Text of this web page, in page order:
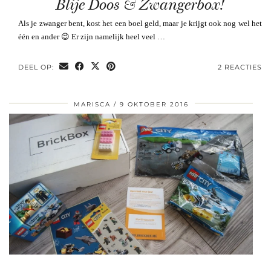
Blije Doos & Zwangerbox!
Als je zwanger bent, kost het een boel geld, maar je krijgt ook nog wel het
één en ander 😉 Er zijn namelijk heel veel …
DEEL OP: 2 REACTIES
MARISCA 9 OKTOBER 2016